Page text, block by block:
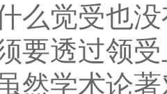
么觉受也
要透过领
然学术论